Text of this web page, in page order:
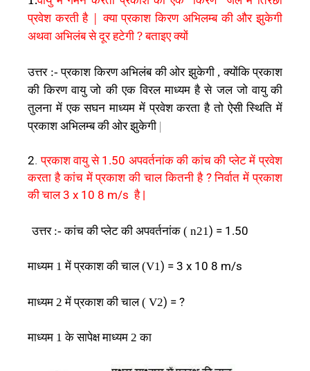
प्रवेश करती है | क्या प्रकाश किरण अभिलम्ब की और झुकेगी
अथवा अभिलंब से दूर हटेगी ? बताइए क्यों
उत्तर:-प्रकाशकिरणअभिलंबकीओरझुकेगी,क्योंकिप्रकाश
की किरण वायु जो की एक विरल माध्यम है से जल जो वायु की
तुलना में एक सघन माध्यम में प्रवेश करता है तो ऐसी स्थिति में
प्रकाशअभिलम्बकीओरझुकेगी |
2.प्रकाश वायु से 1.50 अपवर्तनांक की कांच की प्लेट में प्रवेश
करता है कांच में प्रकाश की चाल कितनी है ? निर्वात में प्रकाश
की चाल 3 x 10 8 m/s है |
उत्तर:-कांचकीप्लेटकीअपवर्तनांक ( n21) = 1.50
माध्यम 1मेंप्रकाशकीचाल(V1) = 3 x 10 8 m/s
माध्यम 2मेंप्रकाशकीचाल( V2) = ?
माध्यम 1केसापेक्षमाध्यम 2का